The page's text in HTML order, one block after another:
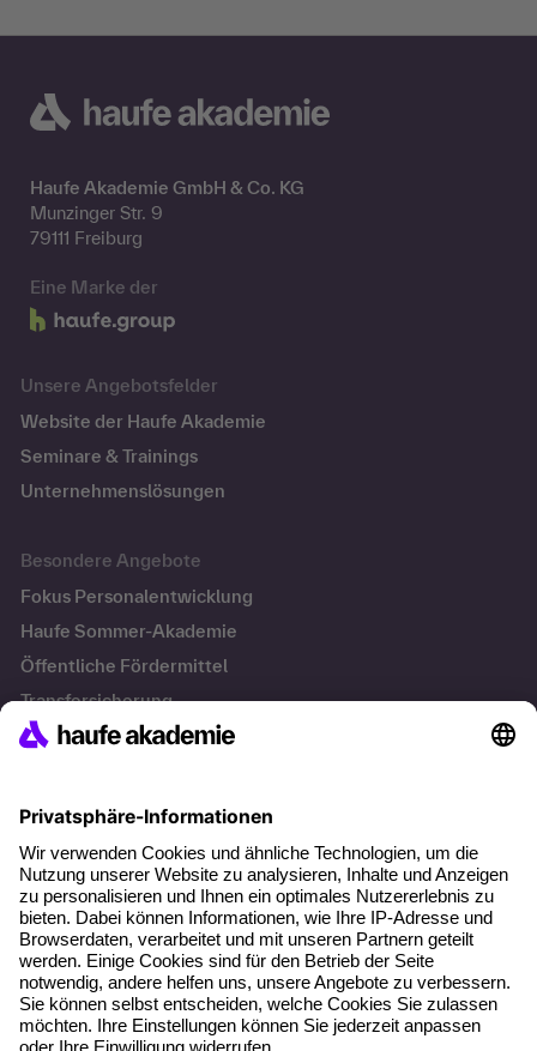
Haufe Akademie GmbH & Co. KG
Munzinger Str. 9
79111 Freiburg
Eine Marke der
Unsere Angebotsfelder
Website der Haufe Akademie
Seminare & Trainings
Unternehmenslösungen
Besondere Angebote
Fokus Personalentwicklung
Haufe Sommer-Akademie
Öffentliche Fördermittel
Transfersicherung
Führung im KI-Zeitalter: Wie Human-AI-Leadership Teams
stark macht
Operatives Personalmanagement: Aufgaben, Prozesse
und Grundlagen im Überblick
KI Texte menschlicher machen und unverwechselbar
bleiben
KI-Projekte zum Erfolg bringen